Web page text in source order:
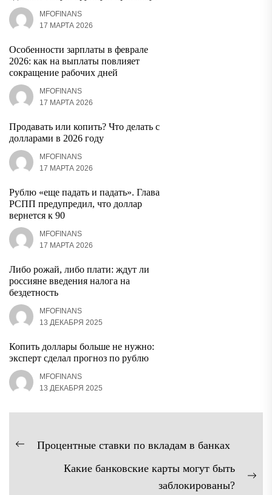
MFOFINANS
17 МАРТА 2026
Особенности зарплаты в феврале
2026: как на выплаты повлияет
сокращение рабочих дней
MFOFINANS
17 МАРТА 2026
Продавать или копить? Что делать с
долларами в 2026 году
MFOFINANS
17 МАРТА 2026
Рублю «еще падать и падать». Глава
РСПП предупредил, что доллар
вернется к 90
MFOFINANS
17 МАРТА 2026
Либо рожай, либо плати: ждут ли
россияне введения налога на
бездетность
MFOFINANS
13 ДЕКАБРЯ 2025
Копить доллары больше не нужно:
эксперт сделал прогноз по рублю
MFOFINANS
13 ДЕКАБРЯ 2025
Навигация
Предыдущая
Процентные ставки по вкладам в банках
Какие банковские карты могут быть
заблокированы?